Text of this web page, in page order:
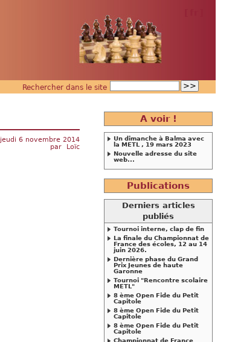
Rechercher dans le site
jeudi 6 novembre 2014
par Loïc
A voir !
Un dimanche à Balma avec
la METL , 19 mars 2023
Nouvelle adresse du site
web...
Publications
Derniers articles
publiés
Tournoi interne, clap de fin
La finale du Championnat de
France des écoles, 12 au 14
juin 2026.
Dernière phase du Grand
Prix Jeunes de haute
Garonne
Tournoi "Rencontre scolaire
METL"
8 ème Open Fide du Petit
Capitole
8 ème Open Fide du Petit
Capitole
8 ème Open Fide du Petit
Capitole
Championnat de France